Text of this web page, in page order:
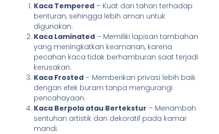
Kaca Tempered– Kuat dan tahan terhadap
benturan, sehingga lebih aman untuk
digunakan.
Kaca Laminated– Memiliki lapisan tambahan
yang meningkatkan keamanan, karena
pecahan kaca tidak berhamburan saat terjadi
kerusakan.
Kaca Frosted– Memberikan privasi lebih baik
dengan efek buram tanpa mengurangi
pencahayaan.
Kaca Berpola atau Bertekstur – Menambah
sentuhan artistik dan dekoratif pada kamar
mandi.